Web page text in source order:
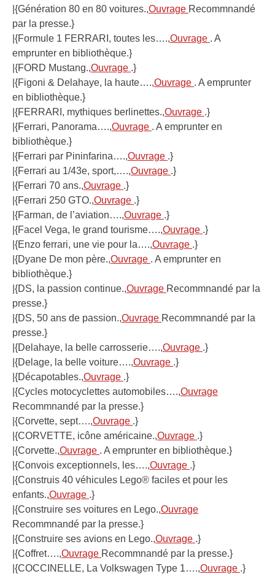
|{Génération 80 en 80 voitures.,Ouvrage Recommnandé
par la presse.}
|{Formule 1 FERRARI, toutes les….,Ouvrage . A
emprunter en bibliothèque.}
|{FORD Mustang.,Ouvrage .}
|{Figoni & Delahaye, la haute….,Ouvrage . A emprunter
en bibliothèque.}
|{FERRARI, mythiques berlinettes.,Ouvrage .}
|{Ferrari, Panorama….,Ouvrage . A emprunter en
bibliothèque.}
|{Ferrari par Pininfarina….,Ouvrage .}
|{Ferrari au 1/43e, sport,….,Ouvrage .}
|{Ferrari 70 ans.,Ouvrage .}
|{Ferrari 250 GTO.,Ouvrage .}
|{Farman, de l’aviation….,Ouvrage .}
|{Facel Vega, le grand tourisme….,Ouvrage .}
|{Enzo ferrari, une vie pour la….,Ouvrage .}
|{Dyane De mon père.,Ouvrage . A emprunter en
bibliothèque.}
|{DS, la passion continue.,Ouvrage Recommnandé par la
presse.}
|{DS, 50 ans de passion.,Ouvrage Recommnandé par la
presse.}
|{Delahaye, la belle carrosserie….,Ouvrage .}
|{Delage, la belle voiture….,Ouvrage .}
|{Décapotables.,Ouvrage .}
|{Cycles motocyclettes automobiles….,Ouvrage
Recommnandé par la presse.}
|{Corvette, sept….,Ouvrage .}
|{CORVETTE, icône américaine.,Ouvrage .}
|{Corvette.,Ouvrage . A emprunter en bibliothèque.}
|{Convois exceptionnels, les….,Ouvrage .}
|{Construis 40 véhicules Lego® faciles et pour les
enfants.,Ouvrage .}
|{Construire ses voitures en Lego.,Ouvrage
Recommnandé par la presse.}
|{Construire ses avions en Lego.,Ouvrage .}
|{Coffret….,Ouvrage Recommnandé par la presse.}
|{COCCINELLE, La Volkswagen Type 1….,Ouvrage .}